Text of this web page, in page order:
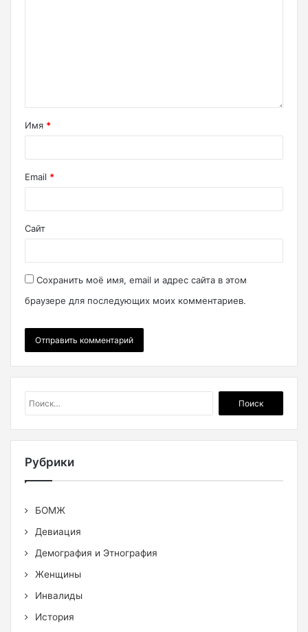
Имя *
Email *
Сайт
Сохранить моё имя, email и адрес сайта в этом
браузере для последующих моих комментариев.
Рубрики
БОМЖ
Девиация
Демография и Этнография
Женщины
Инвалиды
История